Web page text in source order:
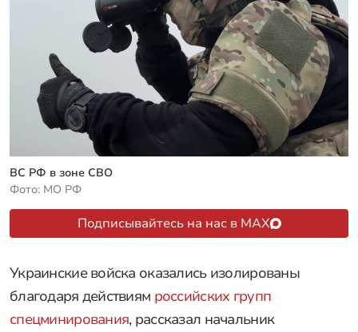
ВС РФ в зоне СВО
Фото: МО РФ
Подписывайтесь на нас в MAX
Украинские войска оказались изолированы
благодаря действиям российских групп
спецминирования, рассказал начальник